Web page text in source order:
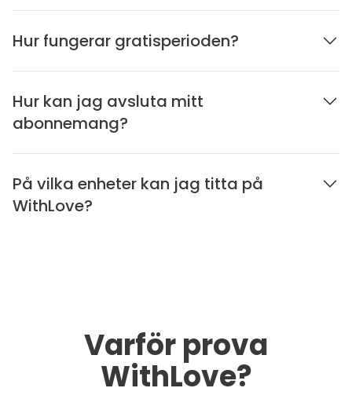
Hur fungerar gratisperioden?
Hur kan jag avsluta mitt
abonnemang?
På vilka enheter kan jag titta på
WithLove?
Varför prova
WithLove?